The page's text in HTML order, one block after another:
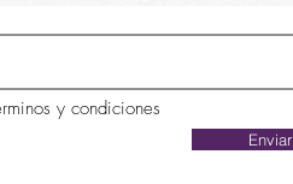
y condiciones
Enviar